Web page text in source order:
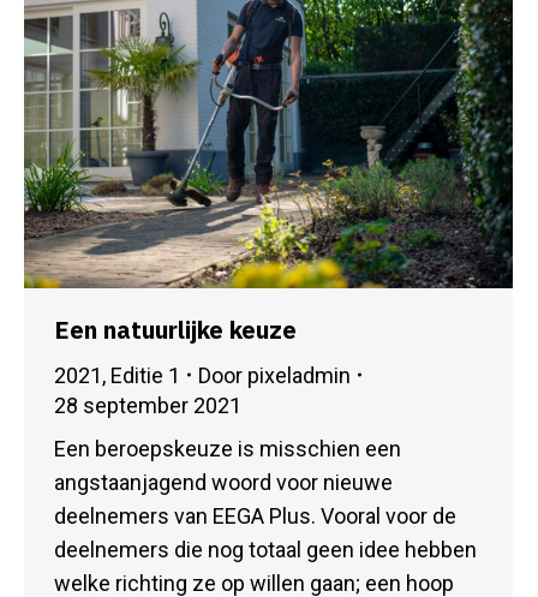
Een natuurlijke keuze
2021, Editie 1 Door pixeladmin
28 september 2021
Een beroepskeuze is misschien een
angstaanjagend woord voor nieuwe
deelnemers van EEGA Plus. Vooral voor de
deelnemers die nog totaal geen idee hebben
welke richting ze op willen gaan; een hoop